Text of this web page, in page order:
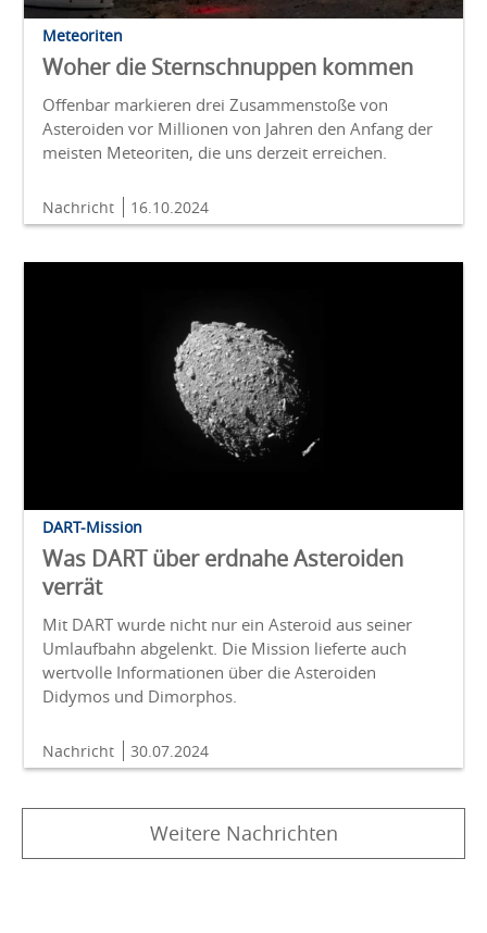
Meteoriten
Woher die Sternschnuppen kommen
Offenbar markieren drei Zusammenstoße von
Asteroiden vor Millionen von Jahren den Anfang der
meisten Meteoriten, die uns derzeit erreichen.
Nachricht 16.10.2024
DART-Mission
Was DART über erdnahe Asteroiden
verrät
Mit DART wurde nicht nur ein Asteroid aus seiner
Umlaufbahn abgelenkt. Die Mission lieferte auch
wertvolle Informationen über die Asteroiden
Didymos und Dimorphos.
Nachricht 30.07.2024
Weitere Nachrichten